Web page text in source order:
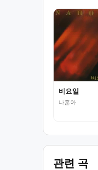
비요일
나훈아
관련 곡